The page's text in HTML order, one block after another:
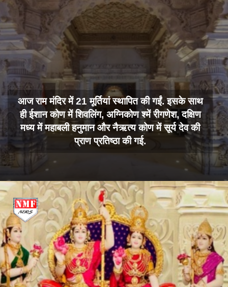
आज राम मंदिर में 21 मूर्तियां स्थापित की गईं. इसके साथ
ही ईशान कोण में शिवलिंग, अग्निकोण श्में रीगणेश, दक्षिण
मध्य में महाबली हनुमान और नैऋत्य कोण में सूर्य देव की
प्राण प्रतिष्ठा की गई.